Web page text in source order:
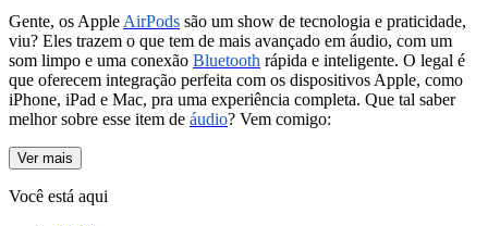
Gente, os AppleAirPods são um show de tecnologia e praticidade,
viu? Eles trazem o que tem de mais avançado em áudio, com um
som limpo e uma conexão Bluetooth rápida e inteligente. O legal é
que oferecem integração perfeita com os dispositivos Apple, como
iPhone, iPad e Mac, pra uma experiência completa. Que tal saber
melhor sobre esse item de áudio? Vem comigo:
Ver mais
Você está aqui